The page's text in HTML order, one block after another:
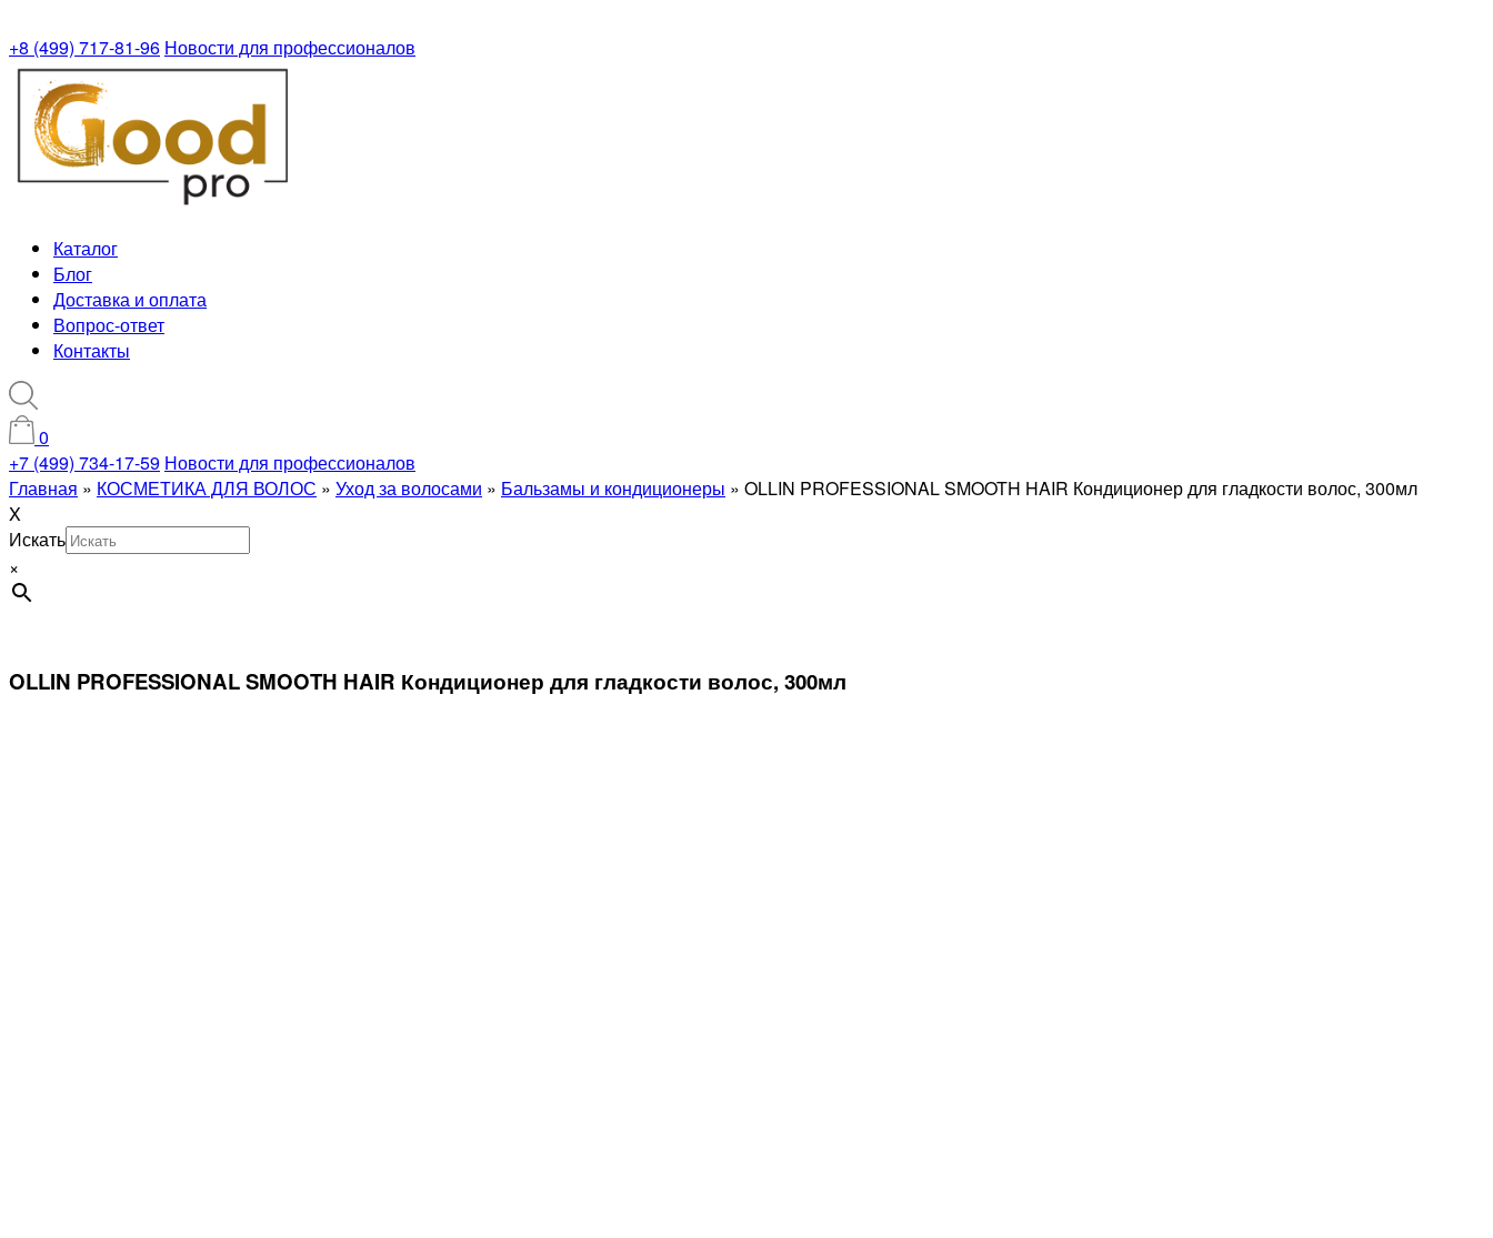
+8 (499) 717-81-96 Новости для профессионалов
Каталог
Блог
Доставка и оплата
Вопрос-ответ
Контакты
0
+7 (499) 734-17-59 Новости для профессионалов
Главная » КОСМЕТИКА ДЛЯ ВОЛОС » Уход за волосами » Бальзамы и кондиционеры » OLLIN PROFESSIONAL SMOOTH HAIR Кондиционер для гладкости волос, 300мл
X
Искать
×
OLLIN PROFESSIONAL SMOOTH HAIR Кондиционер для гладкости волос, 300мл